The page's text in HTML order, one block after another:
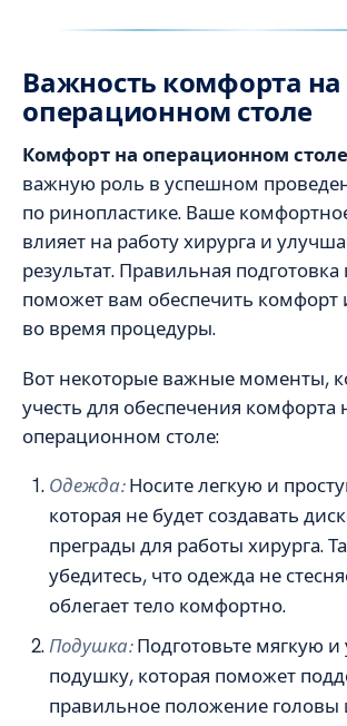
Важность комфорта на
операционном столе
Комфорт на операционном столе
важную роль в успешном
по ринопластике. Ваше
влияет на работу хирурга и
результат. Правильная
поможет вам обеспечить комфорт
во время процедуры.
Вот некоторые важные моменты,
учесть для обеспечения комфорта
операционном столе:
Одежда:Носите легкую и
которая не будет создавать
преграды для работы хирурга.
убедитесь, что одежда не
облегает тело комфортно.
Подушка:Подготовьте мягкую
подушку, которая поможет
правильное положение